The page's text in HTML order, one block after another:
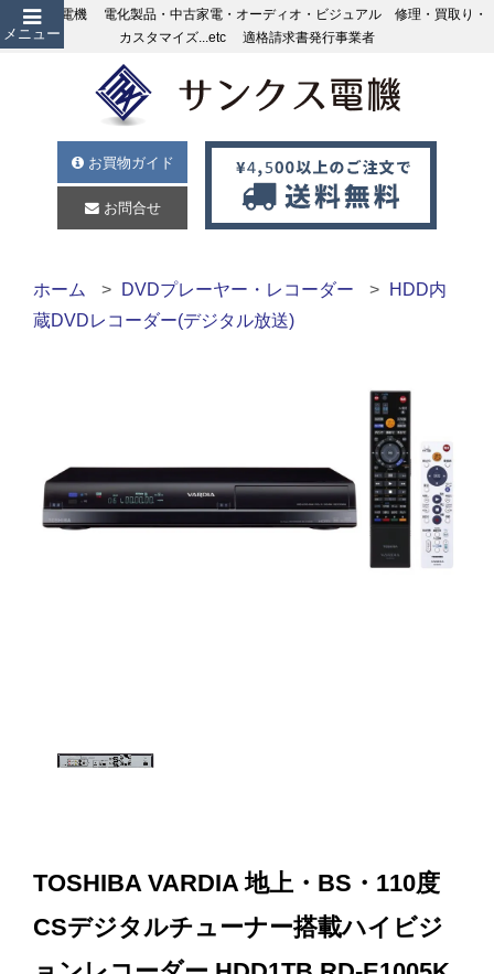
メニュー
サンクス電機 電化製品・中古家電・オーディオ・ビジュアル 修理・買取り・
カスタマイズ...etc 適格請求書発行事業者
お買物ガイド
お問合せ
ホーム DVDプレーヤー・レコーダー
HDD内
蔵DVDレコーダー(デジタル放送)
TOSHIBA VARDIA 地上・BS・110度
CSデジタルチューナー搭載ハイビジ